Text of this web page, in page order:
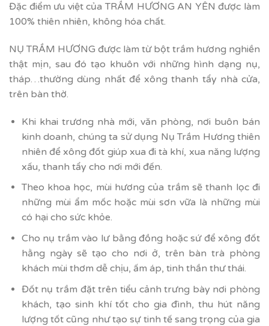
Đặc điểm ưu việt của TRẦM HƯƠNG AN YÊN được làm
100% thiên nhiên, không hóa chất.
NỤ TRẦM HƯƠNG được làm từ bột trầm hương nghiền
thật mịn, sau đó tạo khuôn với những hình dạng nụ,
tháp…thường dùng nhất để xông thanh tẩy nhà cửa,
trên bàn thờ.
Khi khai trương nhà mới, văn phòng, nơi buôn bán
kinh doanh, chúng ta sử dụng Nụ Trầm Hương thiên
nhiên để xông đốt giúp xua đi tà khí, xua năng lượng
xấu, thanh tẩy cho nơi mới đến.
Theo khoa học, mùi hương của trầm sẽ thanh lọc đi
những mùi ẩm mốc hoặc mùi sơn vữa là những mùi
có hại cho sức khỏe.
Cho nụ trầm vào lư bằng đồng hoặc sứ để xông đốt
hằng ngày sẽ tạo cho nơi ở, trên bàn trà phòng
khách mùi thơm dễ chịu, ấm áp, tinh thần thư thái.
Đốt nụ trầm đặt trên tiểu cảnh trưng bày nơi phòng
khách, tạo sinh khí tốt cho gia đình, thu hút năng
lượng tốt cũng như tạo sự tinh tế sang trọng của gia